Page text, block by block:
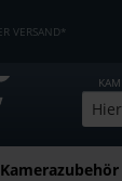
VERSAND*
Kamerazubehör